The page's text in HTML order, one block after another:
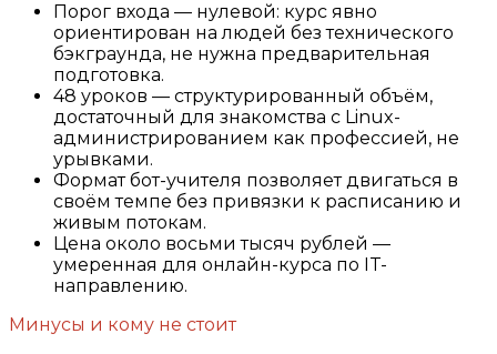
Порог входа — нулевой: курс явно
ориентирован на людей без технического
бэкграунда, не нужна предварительная
подготовка.
48 уроков — структурированный объём,
достаточный для знакомства с Linux-
администрированием как профессией, не
урывками.
Формат бот-учителя позволяет двигаться в
своём темпе без привязки к расписанию и
живым потокам.
Цена около восьми тысяч рублей —
умеренная для онлайн-курса по IT-
направлению.
Минусы и кому не стоит